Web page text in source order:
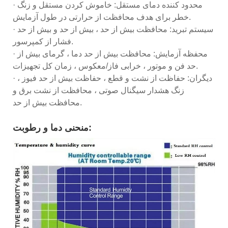
· محدود کننده دمای مستقل: خاموش کردن مستقل و زنگ
خطر برای هدف محافظت از حرارتی در طول آزمایش.
· سیستم تبرید: محافظت بیش از حد ، بیش از حد و بیش از حد
فشار از کمپرسور.
· محفظه آزمایش: محافظت بیش از حد دما ، گرمای بیش از
حد فن و موتور ، خرابی فاز/معکوس ، زمان کل تجهیزات.
· دیگران: حفاظت از نشت و قطع ، حفاظت بیش از حد فیوز ،
زنگ هشدار سیگنال صوتی ، محافظت از نشت برق و
محافظت بیش از حد.
منحنی دما و رطوبت: